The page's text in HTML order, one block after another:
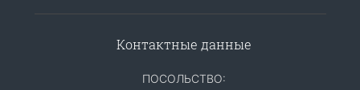
Контактные данные
ПОСОЛЬСТВО: